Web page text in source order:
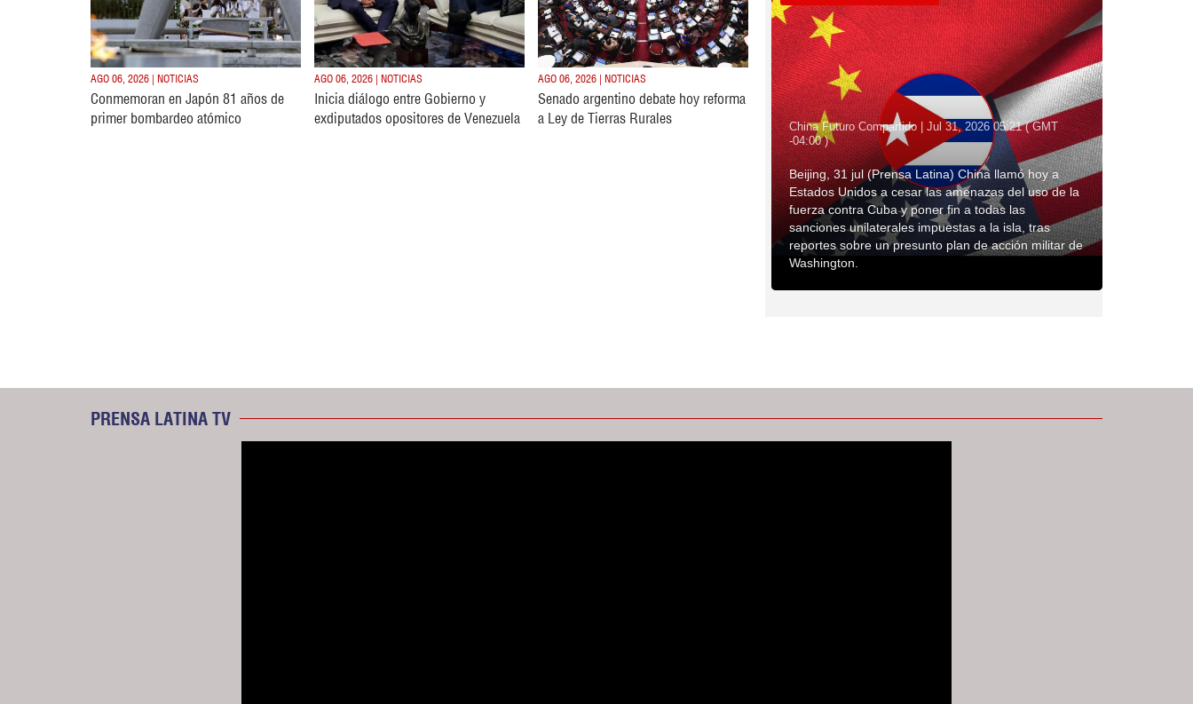
AGO 06, 2026 | NOTICIAS
Conmemoran en Japón 81 años de
primer bombardeo atómico
AGO 06, 2026 | NOTICIAS
Inicia diálogo entre Gobierno y
exdiputados opositores de Venezuela
AGO 06, 2026 | NOTICIAS
Senado argentino debate hoy reforma
a Ley de Tierras Rurales
China Futuro Compartido | Jul 31, 2026 05:21 ( GMT
-04:00 )
Beijing, 31 jul (Prensa Latina) China llamó hoy a
Estados Unidos a cesar las amenazas del uso de la
fuerza contra Cuba y poner fin a todas las
sanciones unilaterales impuestas a la isla, tras
reportes sobre un presunto plan de acción militar de
Washington.
PRENSA LATINA TV